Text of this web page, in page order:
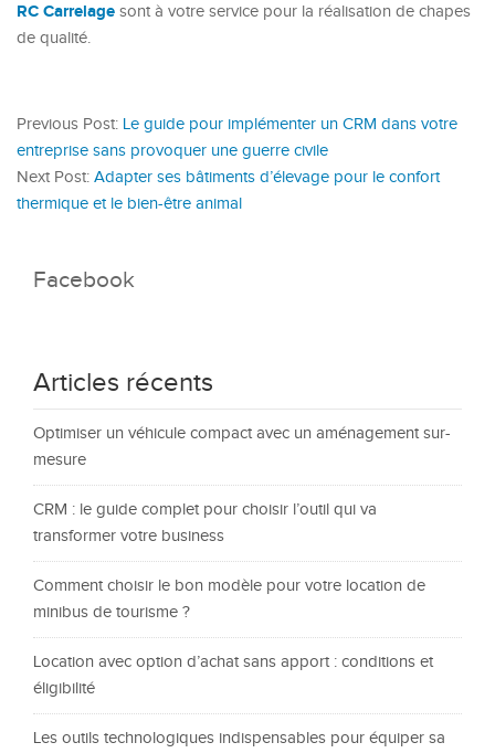
RC Carrelage sont à votre service pour la réalisation de chapes
de qualité.
Previous Post: Le guide pour implémenter un CRM dans votre
entreprise sans provoquer une guerre civile
Next Post: Adapter ses bâtiments d’élevage pour le confort
thermique et le bien-être animal
Facebook
Articles récents
Optimiser un véhicule compact avec un aménagement sur-
mesure
CRM : le guide complet pour choisir l’outil qui va
transformer votre business
Comment choisir le bon modèle pour votre location de
minibus de tourisme ?
Location avec option d’achat sans apport : conditions et
éligibilité
Les outils technologiques indispensables pour équiper sa